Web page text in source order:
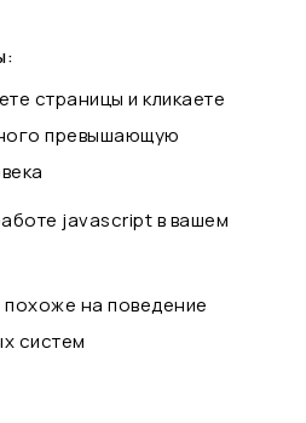
страницы и кликаете
превышающую
javascript в вашем
на поведение
систем